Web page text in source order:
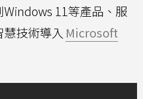
Windows 11等產品、服
技術導入 Microsoft